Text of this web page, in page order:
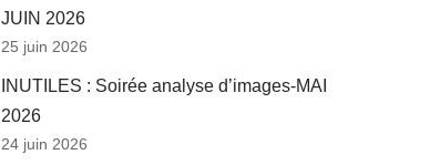
JUIN 2026
25 juin 2026
INUTILES : Soirée analyse d’images-MAI
2026
24 juin 2026